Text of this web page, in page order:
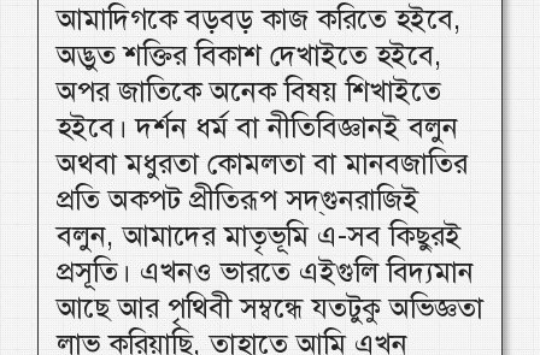
আমাদিগকে বড়বড় কাজ করিতে হইবে,
অদ্ভুত শক্তির বিকাশ দেখাইতে হইবে,
অপর জাতিকে অনেক বিষয় শিখাইতে
হইবে। দর্শন ধর্ম বা নীতিবিজ্ঞানই বলুন
অথবা মধুরতা কোমলতা বা মানবজাতির
প্রতি অকপট প্রীতিরূপ স‍‍‍‍‍‍‍‍‍দ‍্গুনরাজিই
বলুন, আমাদের মাতৃভূমি এ-সব কিছুরই
প্রসূতি। এখনও ভারতে এইগুলি বিদ্যমান
আছে আর পৃথিবী সম্বন্ধে যতটুকু অভিজ্ঞতা
লাভ করিয়াছি, তাহাতে আমি এখন